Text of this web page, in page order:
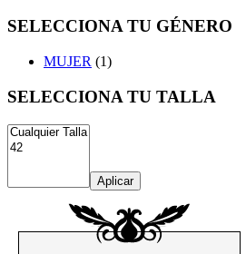
SELECCIONA TU GÉNERO
MUJER (1)
SELECCIONA TU TALLA
Aplicar